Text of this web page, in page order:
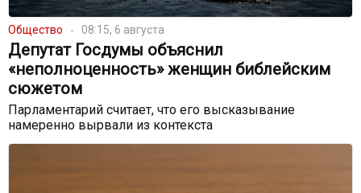
Общество 08:15, 6 августа
Депутат Госдумы объяснил
«неполноценность» женщин библейским
сюжетом
Парламентарий считает, что его высказывание
намеренно вырвали из контекста